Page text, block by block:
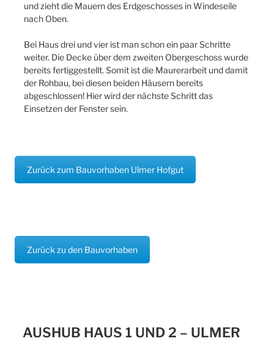
und zieht die Mauern des Erdgeschosses in Windeseile
nach Oben.
Bei Haus drei und vier ist man schon ein paar Schritte
weiter. Die Decke über dem zweiten Obergeschoss wurde
bereits fertiggestellt. Somit ist die Maurerarbeit und damit
der Rohbau, bei diesen beiden Häusern bereits
abgeschlossen! Hier wird der nächste Schritt das
Einsetzen der Fenster sein.
Zurück zum Bauvorhaben Ulmer Hofgut
Zurück zu den Bauvorhaben
AUSHUB HAUS 1 UND 2 – ULMER